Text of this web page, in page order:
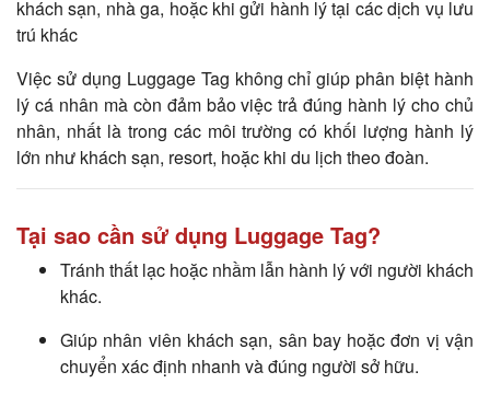
khách sạn, nhà ga, hoặc khi gửi hành lý tại các dịch vụ lưu
trú khác
Việc sử dụng Luggage Tag không chỉ giúp phân biệt hành
lý cá nhân mà còn đảm bảo việc trả đúng hành lý cho chủ
nhân, nhất là trong các môi trường có khối lượng hành lý
lớn như khách sạn, resort, hoặc khi du lịch theo đoàn.
Tại sao cần sử dụng Luggage Tag?
Tránh thất lạc hoặc nhầm lẫn hành lý với người khách
khác.
Giúp nhân viên khách sạn, sân bay hoặc đơn vị vận
chuyển xác định nhanh và đúng người sở hữu.